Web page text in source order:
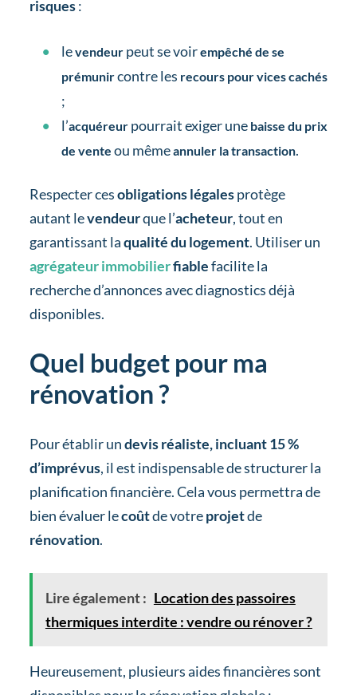
risques:
levendeurpeut se voirempêché de se
prémunircontre les recours pour vices cachés
;
l’acquéreurpourrait exiger une baisse du prix
de vente ou mêmeannuler la transaction.
Respecter cesobligations légalesprotège
autant levendeurque l’acheteur, tout en
garantissant laqualité du logement. Utiliser un
agrégateur immobilierfiablefacilite la
recherche d’annonces avec diagnostics déjà
disponibles.
Quel budget pour ma
rénovation ?
Pour établir undevis réaliste, incluant 15 %
d’imprévus, il est indispensable de structurer la
planification financière. Cela vous permettra de
bien évaluer lecoûtde votreprojetde
rénovation.
Lire également : Location des passoires
thermiques interdite : vendre ou rénover ?
Heureusement, plusieurs aides financières sont